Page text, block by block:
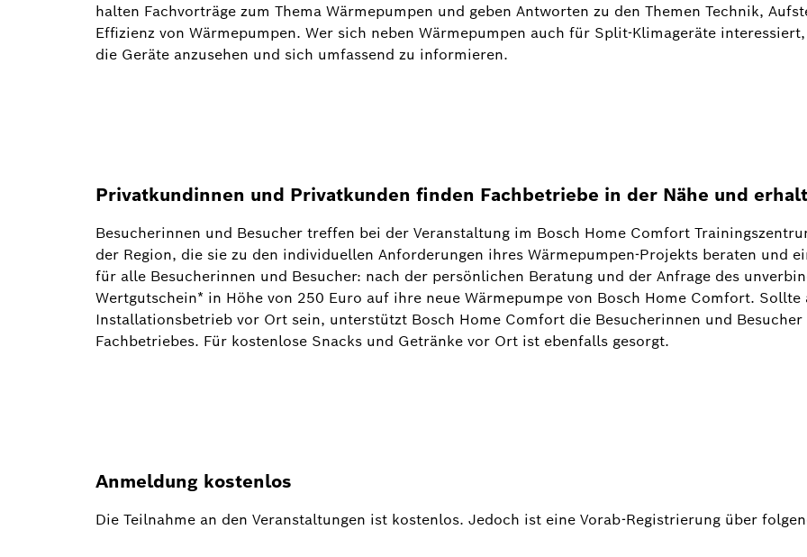
halten Fachvorträge zum Thema Wärmepumpen und geben Antworten zu den Themen Technik,
Effizienz von Wärmepumpen. Wer sich neben Wärmepumpen auch für Split-Klimageräte
die Geräte anzusehen und sich umfassend zu informieren.
Privatkundinnen und Privatkunden finden Fachbetriebe in der Nähe und
Besucherinnen und Besucher treffen bei der Veranstaltung im Bosch Home Comfort
der Region, die sie zu den individuellen Anforderungen ihres Wärmepumpen-Projekts beraten und
für alle Besucherinnen und Besucher: nach der persönlichen Beratung und der Anfrage des
Wertgutschein* in Höhe von 250 Euro auf ihre neue Wärmepumpe von Bosch Home Comfort. Sollte
Installationsbetrieb vor Ort sein, unterstützt Bosch Home Comfort die Besucherinnen und
Fachbetriebes. Für kostenlose Snacks und Getränke vor Ort ist ebenfalls gesorgt.
Anmeldung kostenlos
Die Teilnahme an den Veranstaltungen ist kostenlos. Jedoch ist eine Vorab-Registrierung über